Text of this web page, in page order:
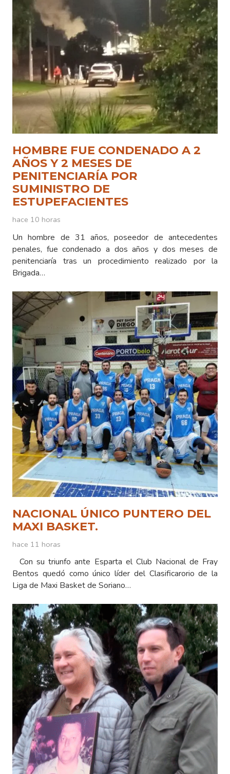
HOMBRE FUE CONDENADO A 2
AÑOS Y 2 MESES DE
PENITENCIARÍA POR
SUMINISTRO DE
ESTUPEFACIENTES
hace 10 horas
Un hombre de 31 años, poseedor de antecedentes
penales, fue condenado a dos años y dos meses de
penitenciaría tras un procedimiento realizado por la
Brigada…
NACIONAL ÚNICO PUNTERO DEL
MAXI BASKET.
hace 11 horas
Con su triunfo ante Esparta el Club Nacional de Fray
Bentos quedó como único líder del Clasificarorio de la
Liga de Maxi Basket de Soriano…